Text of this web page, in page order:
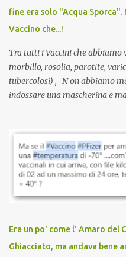
serve una prescrizione. Non c’è
L’unico atto richiesto è una fi...
fine era solo "Acqua Sporca".
Vaccino che...!
Tra tutti i Vaccini che
morbillo, rosolia, parotite,
tubercolosi) , N on abbiamo
indossare una mascherina e
vaccinazione. Non avevamo
sconti, incentivi per
discriminazioni per coloro che
vaccinato, nessuno aveva
persona cattiva. Non
scuola. Non avevamo mai
dodicenne di ignorare il
Era un po' come l' Amaro del
Ghiacciato, ma andava bene